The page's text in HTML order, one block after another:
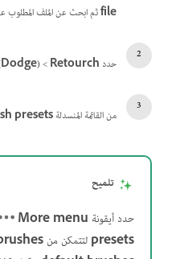
fileثم ابحث عن الملف المطلوب
حددRetourch
‏>
من القائمة المنسدلةpresets
تلميح
حدد أيقونة More menu
presetsلتتمكن من